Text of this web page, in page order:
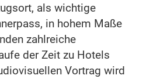
als wichtige
in hohem Maße
zahlreiche
der Zeit zu Hotels
Vortrag wird